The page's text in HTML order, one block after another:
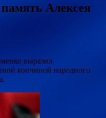
Алексея
выразил
кончиной народного